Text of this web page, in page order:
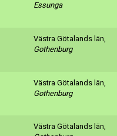
Essunga
Västra Götalands län,
Gothenburg
Västra Götalands län,
Gothenburg
Västra Götalands län,